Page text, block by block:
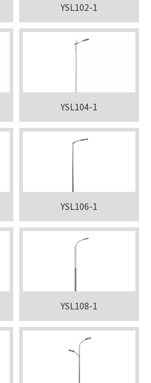
YSL102-1
YSL104-1
YSL106-1
YSL108-1